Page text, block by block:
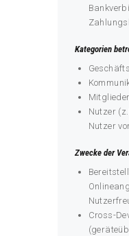
Kategorien
Nutzer
Nutzer
Zwecke der
Cross-